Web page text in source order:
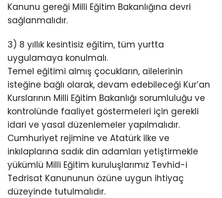
Kanunu gereği Milli Eğitim Bakanlığına devri
sağlanmalıdır.
3) 8 yıllık kesintisiz eğitim, tüm yurtta
uygulamaya konulmalı.
Temel eğitimi almış çocukların, ailelerinin
isteğine bağlı olarak, devam edebileceği Kur’an
Kurslarının Milli Eğitim Bakanlığı sorumluluğu ve
kontrolünde faaliyet göstermeleri için gerekli
idari ve yasal düzenlemeler yapılmalıdır.
Cumhuriyet rejimine ve Atatürk ilke ve
inkılaplarına sadık din adamları yetiştirmekle
yükümlü Milli Eğitim kuruluşlarımız Tevhid-i
Tedrisat Kanununun özüne uygun ihtiyaç
düzeyinde tutulmalıdır.